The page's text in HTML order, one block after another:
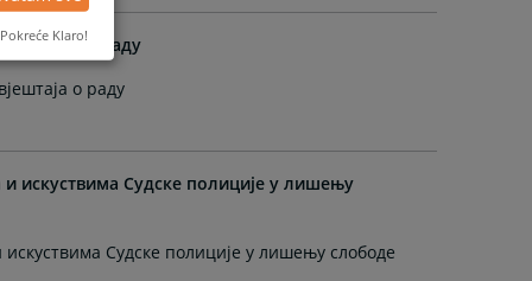
о раду
о раду
искуствима Судске полиције у лишењу
Судске полиције у лишењу слободе
Pokreće Klaro!